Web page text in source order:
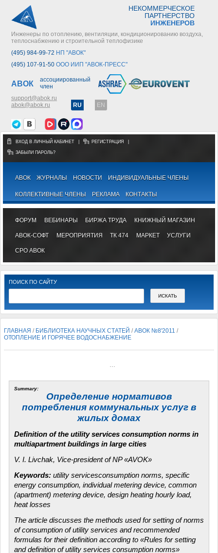
НЕКОММЕРЧЕСКОЕ
ПАРТНЕРСТВО
ИНЖЕНЕРОВ
Инженеры по отоплению, вентиляции, кондиционированию воздуха,
теплоснабжению и строительной теплофизике
(495) 984-99-72 НП "АВОК"
(495) 107-91-50 ООО ИИП "АВОК-ПРЕСС"
АВОК
ассоциированный
член
support@abok.ru
abok@abok.ru
RU EN
ВХОД В ЛИЧНЫЙ КАБИНЕТ РЕГИСТРАЦИЯ
ЗАБЫЛИ ПАРОЛЬ?
АВОК ЖУРНАЛЫ НОВОСТИ ИНДИВИДУАЛЬНЫЕ ЧЛЕНЫ
КОЛЛЕКТИВНЫЕ ЧЛЕНЫ РЕКЛАМА КОНТАКТЫ
ФОРУМ ВЕБИНАРЫ БИРЖА ТРУДА КНИЖНЫЙ МАГАЗИН
АВОК-СОФТ МЕРОПРИЯТИЯ ТК 474 МАРКЕТ УСЛУГИ
СРО АВОК
ПОИСК ПО САЙТУ
ГЛАВНАЯ / БИБЛИОТЕКА НАУЧНЫХ СТАТЕЙ /АВОК №8'2011 /
ОТОПЛЕНИЕ И ГОРЯЧЕЕ ВОДОСНАБЖЕНИЕ
Summary:
Определение нормативов
потребления коммунальных услуг в
жилых домах
Definition of the utility services consumption norms in
multiapartmentbuildings in large cities
V. I. Livchak, Vice-president of NP «AVOK»
Keywords: utility servicesconsumption norms, specific
energy consumption, individual metering device, common
(apartment) metering device, design heating hourly load,
heat losses
The article discusses the methods used for setting of norms
of consumption of utility services and recommended
formulas for their definition according to «Rules for setting
and definition of utility services consumption norms»